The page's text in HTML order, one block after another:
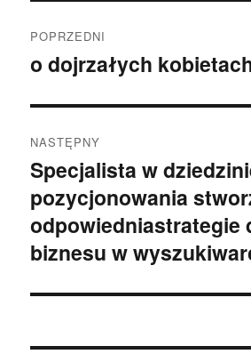
wpisu
POPRZEDNI
Poprzedni
o dojrzałych
NASTĘPNY
Następny
wpis:
Specjalista w
pozycjonowania
odpowiedniastrategie
biznesu w